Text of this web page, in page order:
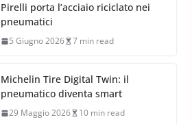
Pirelli porta l’acciaio riciclato nei
pneumatici
5 Giugno 2026 7 min read
Michelin Tire Digital Twin: il
pneumatico diventa smart
29 Maggio 2026 10 min read